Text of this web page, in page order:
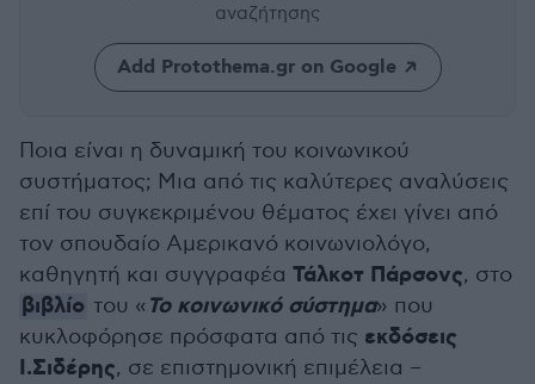
αναζήτησης
Add Protothema.gr on Google
Ποια είναι η δυναμική του κοινωνικού
συστήματος; Μια από τις καλύτερες αναλύσεις
επί του συγκεκριμένου θέματος έχει γίνει από
τον σπουδαίο Αμερικανό κοινωνιολόγο,
καθηγητή και συγγραφέα Τάλκοτ Πάρσονς, στο
βιβλίο του « Το κοινωνικό σύστημα» που
κυκλοφόρησε πρόσφατα από τις εκδόσεις
Ι.Σιδέρης, σε επιστημονική επιμέλεια –